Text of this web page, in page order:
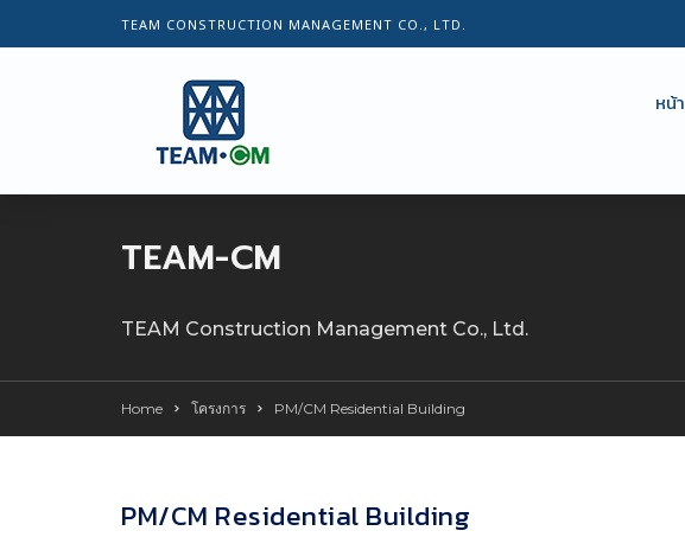
TEAM CONSTRUCTION MANAGEMENT CO., LTD.
หน้
TEAM-CM
TEAM Construction Management Co., Ltd.
Home โครงการ PM/CM Residential Building
PM/CM Residential Building